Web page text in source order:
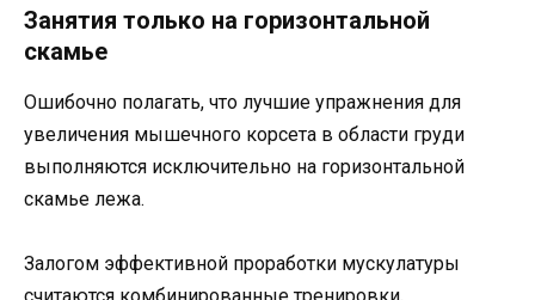
Занятия только на горизонтальной
скамье
Ошибочно полагать, что лучшие упражнения для
увеличения мышечного корсета в области груди
выполняются исключительно на горизонтальной
скамье лежа.
Залогом эффективной проработки мускулатуры